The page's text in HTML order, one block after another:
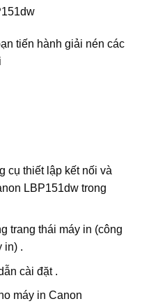
tiến hành giải nén các
cụ thiết lập kết nối và
LBP151dwtrong
trang thái máy in (công
in) .
cài đặt .
máy in Canon